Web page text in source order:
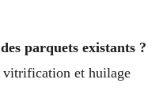
parquets existants ?
vitrification et huilage